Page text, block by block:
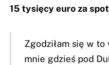
15 tysięcy euro za
Zgodziłam się w to
mnie gdzieś pod